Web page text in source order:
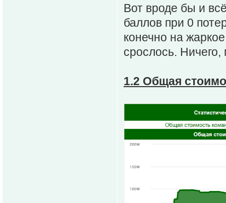
Вот вроде бы и
баллов при 0
конечно на
срослось.
1.2 Общая